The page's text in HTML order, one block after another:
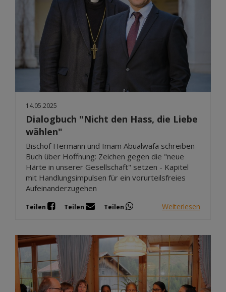
14.05.2025
Dialogbuch "Nicht den Hass, die Liebe
wählen"
Bischof Hermann und Imam Abualwafa schreiben
Buch über Hoffnung: Zeichen gegen die "neue
Härte in unserer Gesellschaft" setzen - Kapitel
mit Handlungsimpulsen für ein vorurteilsfreies
Aufeinanderzugehen
Teilen Teilen Teilen Weiterlesen